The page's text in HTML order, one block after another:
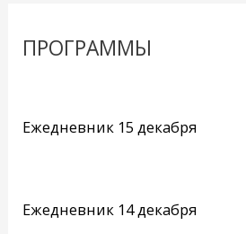
ПРОГРАММЫ
Ежедневник 15 декабря
Ежедневник 14 декабря